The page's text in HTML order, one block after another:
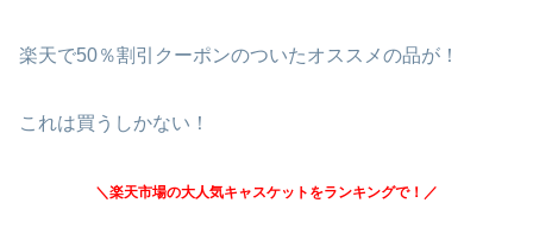
楽天で50％割引クーポンのついたオススメの品が！
これは買うしかない！
＼楽天市場の大人気キャスケットをランキングで！／